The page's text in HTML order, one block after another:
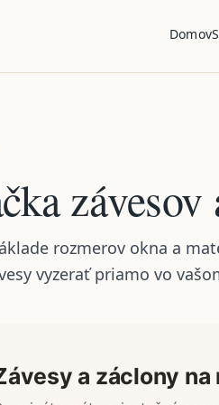
Domov
závesov
rozmerov okna a
vyzerať priamo vo